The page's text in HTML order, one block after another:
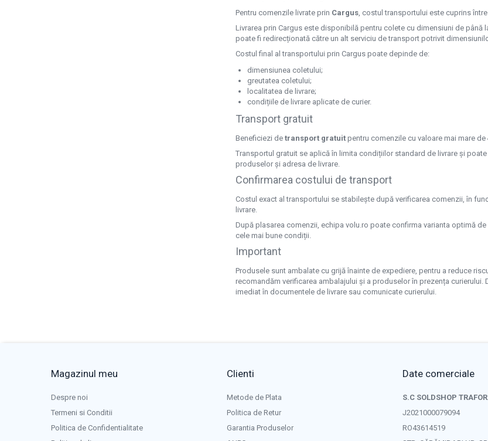
Pentru comenzile livrate prin Cargus, costul transportului este cuprins între
Livrarea prin Cargus este disponibilă pentru colete cu dimensiuni de până
poate fi redirecționată către un alt serviciu de transport potrivit
Costul final al transportului prin Cargus poate depinde de:
dimensiunea coletului;
greutatea coletului;
localitatea de livrare;
condițiile de livrare aplicate de curier.
Transport gratuit
Beneficiezi de transport gratuit pentru comenzile cu valoare mai mare de
Transportul gratuit se aplică în limita condițiilor standard de livrare și
produselor și adresa de livrare.
Confirmarea costului de transport
Costul exact al transportului se stabilește după verificarea comenzii, în
livrare.
După plasarea comenzii, echipa volu.ro poate confirma varianta optimă
cele mai bune condiții.
Important
Produsele sunt ambalate cu grijă înainte de expediere, pentru a reduce
recomandăm verificarea ambalajului și a produselor în prezența
imediat în documentele de livrare sau comunicate curierului.
Magazinul meu
Despre noi
Termeni si Conditii
Politica de Confidentialitate
Clienti
Metode de Plata
Politica de Retur
Garantia Produselor
Date comerciale
S.C SOLDSHOP
J2021000079094
RO43614519